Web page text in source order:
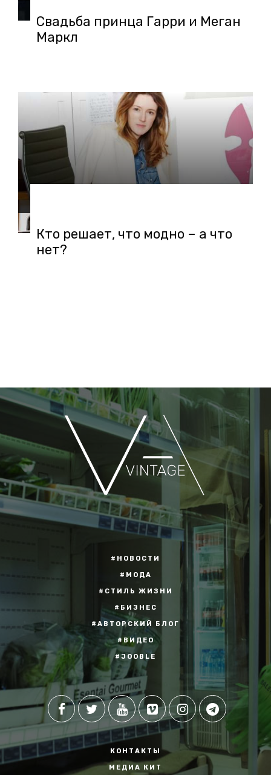
Свадьба принца Гарри и Меган
Маркл
Кто решает, что модно – а что
нет?
#НОВОСТИ
#МОДА
#СТИЛЬ ЖИЗНИ
#БИЗНЕС
#АВТОРСКИЙ БЛОГ
#ВИДЕО
#JOOBLE
КОНТАКТЫ
МЕДИА КИТ